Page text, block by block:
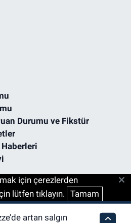
Durumu ve Fikstür
için çerezlerden
lütfen tıklayın. Tamam
artan salgın